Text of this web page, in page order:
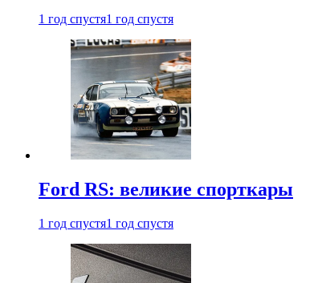
1 год спустя1 год спустя
Ford RS: великие спорткары
1 год спустя1 год спустя